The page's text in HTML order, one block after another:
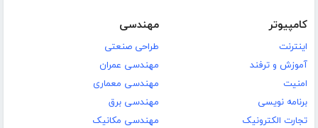
کامپیوتر
اینترنت
آموزش و ترفند
امنیت
برنامه نویسی
تجارت الکترونیک
مهندسی
طراحی صنعتی
مهندسی عمران
مهندسی معماری
مهندسی برق
مهندسی مکانیک